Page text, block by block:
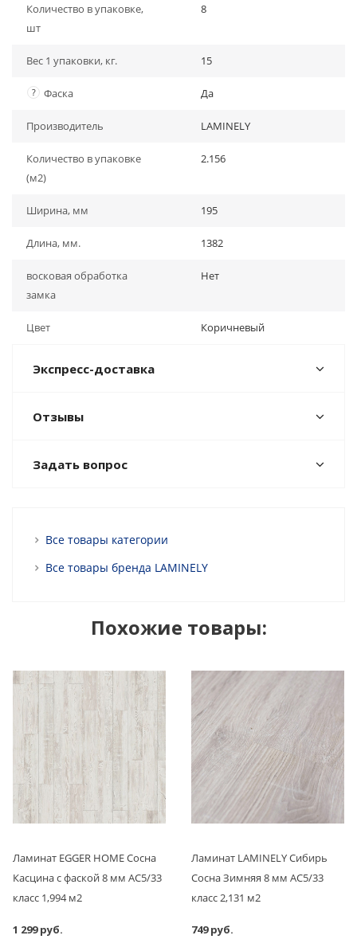
Количество в упаковке,
шт
8
Вес 1 упаковки, кг. 15
? Фаска Да
Производитель LAMINELY
Количество в упаковке
(м2)
2.156
Ширина, мм 195
Длина, мм. 1382
восковая обработка
замка
Нет
Цвет Коричневый
Экспресс-доставка
Отзывы
Задать вопрос
Все товары категории
Все товары бренда LAMINELY
Похожие товары:
Ламинат EGGER HOME Сосна
Касцина с фаской 8 мм АС5/33
класс 1,994 м2
1 299 руб.
Ламинат LAMINELY Сибирь
Сосна Зимняя 8 мм АС5/33
класс 2,131 м2
749 руб.